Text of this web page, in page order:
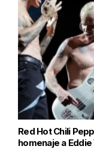
Red Hot Chili
homenaje a Eddie